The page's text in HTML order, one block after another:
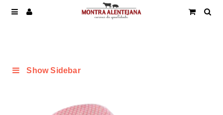
Show Sidebar